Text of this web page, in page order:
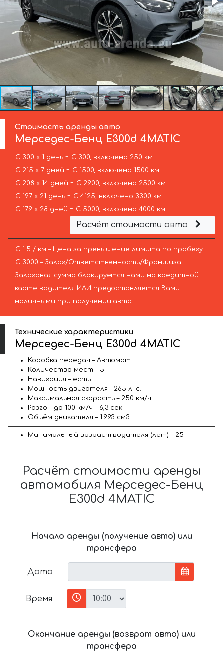
Стоимость аренды авто
Мерседес-Бенц E300d 4MATIC
€ 300 х 1 день = € 300, включено 250 км
€ 215 х 7 дней = € 1500, включено 1500 км
€ 208 х 14 дней = € 2900, включено 2500 км
€ 197 х 21 день = € 4125, включено 3300 км
€ 179 х 28 дней = € 5000, включено 4000 км
Расчёт стоимости авто
€ 1.5 / км – Цена за превышение лимита по пробегу
€ 3000 – Залог/Ответственность/Франшиза.
Залоговая сумма блокируется нами на кредитной
карте водителя ИЛИ предоставляется Вами
наличными при получении авто.
Технические характеристики
Мерседес-Бенц E300d 4MATIC
Коробка передач – Автомат
Количество мест – 5
Навигация – есть
Мощность двигателя – 265 л. с.
Максимальная скорость – 250 км/ч
Разгон до 100 км/ч – 6,3 сек
Объём двигателя – 1.993 см3
Минимальный возраст водителя (лет) – 25
Расчёт стоимости аренды
автомобиля Мерседес-Бенц
E300d 4MATIC
Начало аренды (получение авто) или
трансфера
Дата
Время
Окончание аренды (возврат авто) или
трансфера